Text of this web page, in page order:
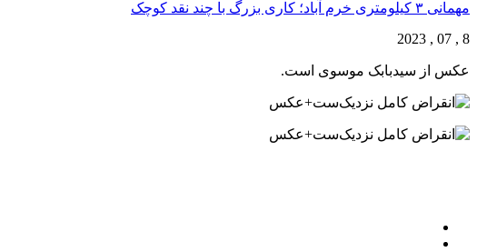
مهمانی ۳ کیلومتری خرم آباد؛ کاری بزرگ با چند نقد کوچک
8 , 07 , 2023
عکس از سیدبابک موسوی است.